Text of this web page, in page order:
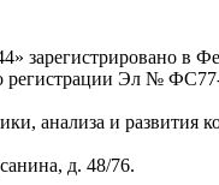
в
регистрации Эл №
анализа и развития
д. 48/76.